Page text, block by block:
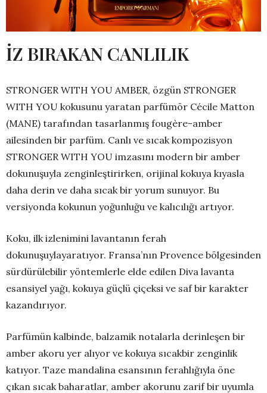
İZ BIRAKAN CANLILIK
STRONGER WITH YOU AMBER, özgün STRONGER
WITH YOU kokusunu yaratan parfümör Cécile Matton
(MANE) tarafından tasarlanmış fougère-amber
ailesinden bir parfüm. Canlı ve sıcak kompozisyon
STRONGER WITH YOU imzasını modern bir amber
dokunuşuyla zenginleştirirken, orijinal kokuya kıyasla
daha derin ve daha sıcak bir yorum sunuyor. Bu
versiyonda kokunun yoğunluğu ve kalıcılığı artıyor.
Koku, ilk izlenimini lavantanın ferah
dokunuşuylayaratıyor. Fransa’nın Provence bölgesinden
sürdürülebilir yöntemlerle elde edilen Diva lavanta
esansiyel yağı, kokuya güçlü çiçeksi ve saf bir karakter
kazandırıyor.
Parfümün kalbinde, balzamik notalarla derinleşen bir
amber akoru yer alıyor ve kokuya sıcakbir zenginlik
katıyor. Taze mandalina esansının ferahlığıyla öne
çıkan sıcak baharatlar, amber akorunu zarif bir uyumla